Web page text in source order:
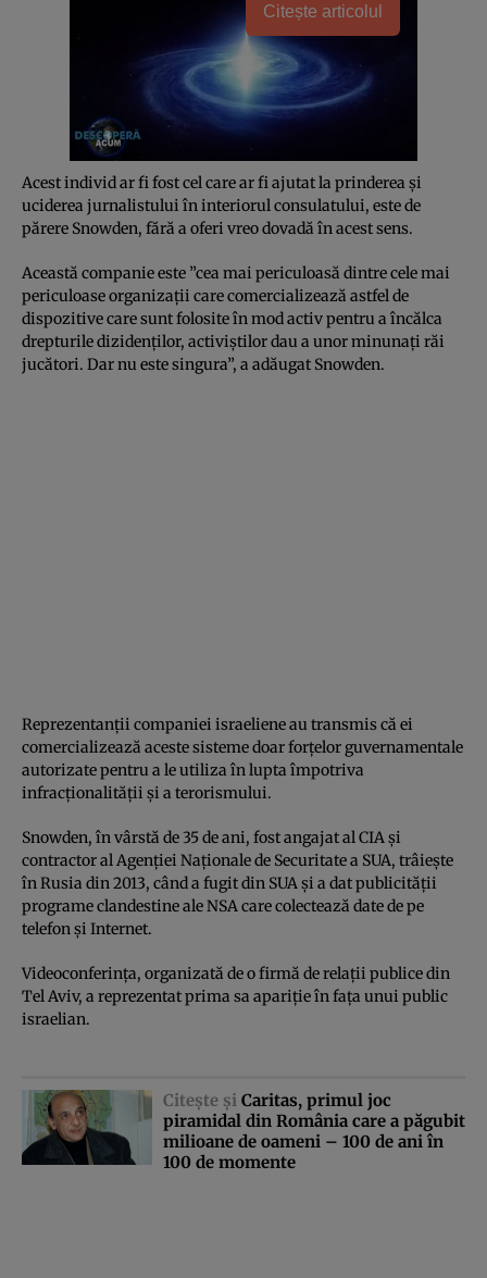
Citește articolul
Acest individ ar fi fost cel care ar fi ajutat la prinderea şi
uciderea jurnalistului în interiorul consulatului, este de
părere Snowden, fără a oferi vreo dovadă în acest sens.
Această companie este ”cea mai periculoasă dintre cele mai
periculoase organizaţii care comercializează astfel de
dispozitive care sunt folosite în mod activ pentru a încălca
drepturile dizidenţilor, activiştilor dau a unor minunaţi răi
jucători. Dar nu este singura”, a adăugat Snowden.
Reprezentanţii companiei israeliene au transmis că ei
comercializează aceste sisteme doar forţelor guvernamentale
autorizate pentru a le utiliza în lupta împotriva
infracţionalităţii şi a terorismului.
Snowden, în vârstă de 35 de ani, fost angajat al CIA şi
contractor al Agenţiei Naţionale de Securitate a SUA, trâieşte
în Rusia din 2013, când a fugit din SUA şi a dat publicităţii
programe clandestine ale NSA care colectează date de pe
telefon şi Internet.
Videoconferinţa, organizată de o firmă de relaţii publice din
Tel Aviv, a reprezentat prima sa apariţie în faţa unui public
israelian.
Citeşte şi Caritas, primul joc
piramidal din România care a păgubit
milioane de oameni – 100 de ani în
100 de momente